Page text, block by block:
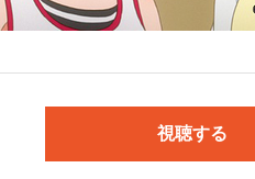
ルーク:伊藤かな恵／結城美柑:
史／脚本:大槻敦史、石田健幸、丸
視聴する